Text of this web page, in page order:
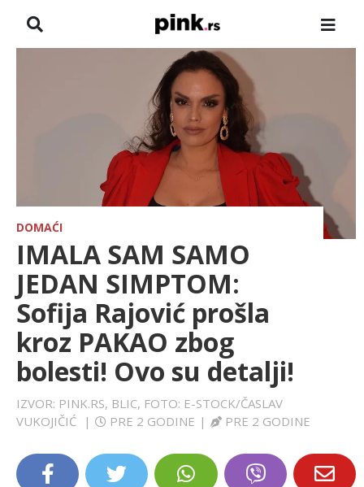
HRONIKA
FARMERI
TV
SPORT
LIFESTYLE
EXTRA
DOMAĆI
IMALA SAM SAMO
JEDAN SIMPTOM:
Sofija Rajović prošla
kroz PAKAO zbog
bolesti! Ovo su detalji!
IZVOR: PINK.RS, BLIC, FOTO: E-STOCK/ČASLAV
VUKOJIČIĆ
| PRE 2 GODINE | PRE 2 GODINE